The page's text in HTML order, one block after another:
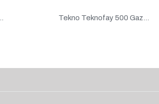
Tekno Teknofay 500 Gaz...